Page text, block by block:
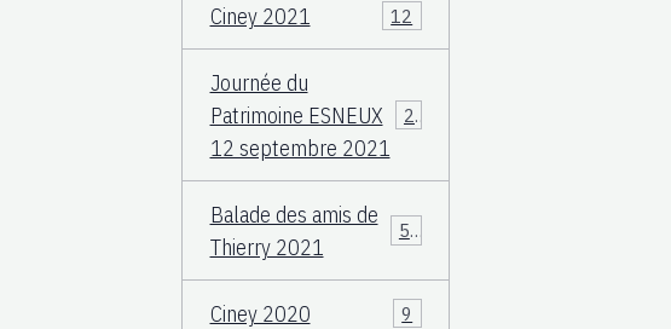
Ciney 2021 12
Journée du
Patrimoine ESNEUX
12 septembre 2021
23
Balade des amis de
Thierry 2021
57
Ciney 2020 9